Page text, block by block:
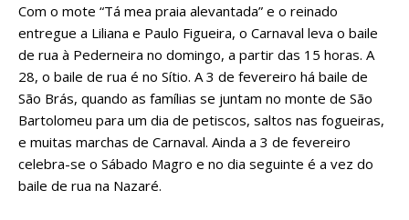
Com o mote “Tá mea praia alevantada” e o reinado
entregue a Liliana e Paulo Figueira, o Carnaval leva o baile
de rua à Pederneira no domingo, a partir das 15 horas. A
28, o baile de rua é no Sítio. A 3 de fevereiro há baile de
São Brás, quando as famílias se juntam no monte de São
Bartolomeu para um dia de petiscos, saltos nas fogueiras,
e muitas marchas de Carnaval. Ainda a 3 de fevereiro
celebra-se o Sábado Magro e no dia seguinte é a vez do
baile de rua na Nazaré.